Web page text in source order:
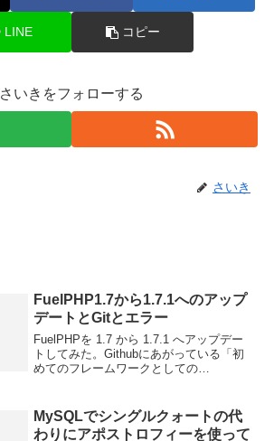
LINE コピー
さいきをフォローする
さいき
FuelPHP1.7から1.7.1へのアップ
デートとGitとエラー
FuelPHPを 1.7 から 1.7.1 へアップデー
トしてみた。Githubにあがっている「初
めてのフレームワークとしての
デート（アップグレード？）方法がある
っ...
MySQLでシングルクォートの代
わりにアポストロフィーを使って